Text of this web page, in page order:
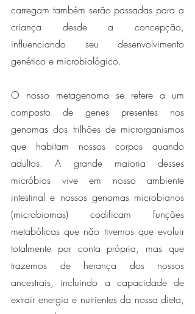
carregam também serão passadas para a
criança desde a concepção,
influenciando seu desenvolvimento
genético e microbiológico.
O nosso metagenoma se refere a um
composto de genes presentes nos
genomas dos trilhões de microrganismos
que habitam nossos corpos quando
adultos. A grande maioria desses
micróbios vive em nosso ambiente
intestinal e nossos genomas microbianos
(microbiomas) codificam funções
metabólicas que não tivemos que evoluir
totalmente por conta própria, mas que
trazemos de herança dos nossos
ancestrais, incluindo a capacidade de
extrair energia e nutrientes da nossa dieta,